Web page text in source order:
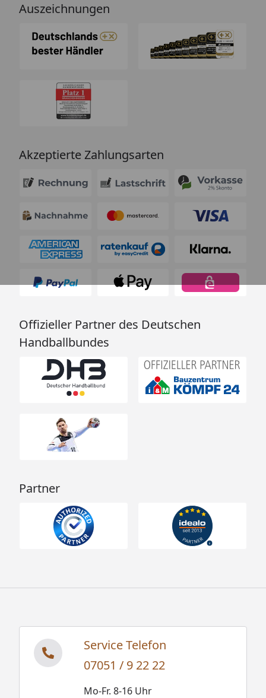
Auszeichnungen
Akzeptierte Zahlungsarten
Offizieller Partner des Deutschen
Handballbundes
Partner
Service Telefon
07051 / 9 22 22
Mo-Fr. 8-16 Uhr